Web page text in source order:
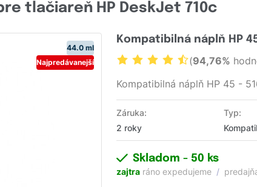
tlačiareň HP DeskJet 710c
44.0 ml
Najpredávanejší
Kompatibilná náplň HP
(94,76%
Kompatibilná náplň HP 45 -
Záruka:
2 roky
Typ:
Skladom- 50 ks
zajtra ráno expedujeme